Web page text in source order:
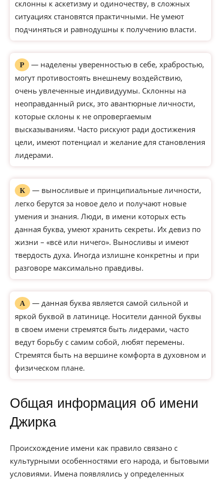
склонны к аскетизму и одиночеству, в сложных
ситуациях становятся практичными. Не умеют
подчиняться и равнодушны к получению власти.
Р
— наделены уверенностью в себе, храбростью,
могут противостоять внешнему воздействию,
очень увлеченные индивидуумы. Склонны на
неоправданный риск, это авантюрные личности,
которые склоны к не опровергаемым
высказываниям. Часто рискуют ради достижения
цели, имеют потенциал и желание для становления
лидерами.
К
— выносливые и принципиальные личности,
легко берутся за новое дело и получают новые
умения и знания. Люди, в имени которых есть
данная буква, умеют хранить секреты. Их девиз по
жизни – «всё или ничего». Выносливы и имеют
твердость духа. Иногда излишне конкретны и при
разговоре максимально правдивы.
А
— данная буква является самой сильной и
яркой буквой в латинице. Носители данной буквы
в своем имени стремятся быть лидерами, часто
ведут борьбу с самим собой, любят перемены.
Стремятся быть на вершине комфорта в духовном и
физическом плане.
Общая информация об имени
Джирка
Происхождение имени как правило связано с
культурными особенностями его народа, и бытовыми
условиями. Имена появлялись у определенных